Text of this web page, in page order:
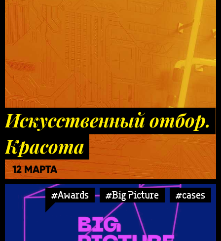
Искусственный отбор.
Красота
12 МАРТА
#Awards #Big Picture #cases